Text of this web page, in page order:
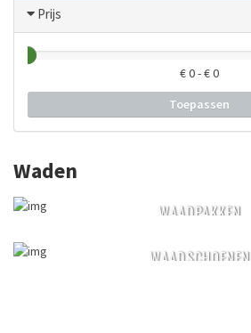
Prijs
€0- €0
Toepassen
Waden
WAADPAKKEN
WAADSCHOENEN